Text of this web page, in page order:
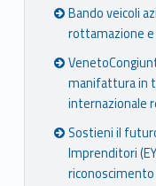
Bando veicoli
rottamazione e
manifattura in
internazionale
Sostieni il
Imprenditori
riconoscimento